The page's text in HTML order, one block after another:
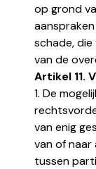
op grond
schade,
van de
Artikel 11.
1. De
van enig
van of naar
tussen